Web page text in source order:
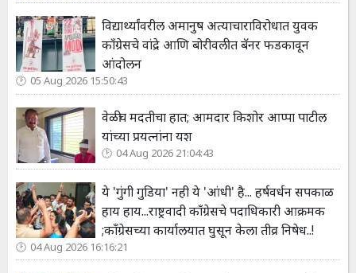
विद्यार्थ्यांवरील अमानुष अत्याचाराविरोधात युवक
काँग्रेसचे वांद्रे आणि बोरीवलीत बॅनर फडकावून
आंदोलन
05 Aug 2026 15:50:43
वेळीच मदतीचा हात; आमदार किशोर आप्पा पाटील
यांच्या प्रयत्नांना यश
04 Aug 2026 21:04:43
ये 'गुंगी गुडिया' नही ये 'आंधी' है... हर्षवर्धन सपकाळ
हाय हाय...राष्ट्रवादी काँग्रेसचे पदाधिकारी आक्रमक
;कॉंग्रेसच्या कार्यालयात घुसून केला तीव्र निषेध..!
04 Aug 2026 16:16:21